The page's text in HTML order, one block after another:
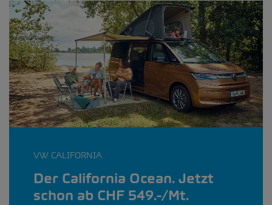
VW CALIFORNIA
Der California Ocean. Jetzt
schon ab CHF 549.-/Mt.